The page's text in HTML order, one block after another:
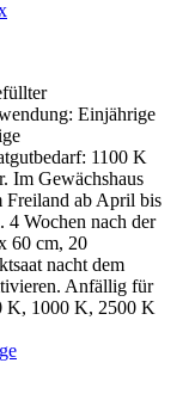
Einjährige
1100 K
Im Gewächshaus
Freiland ab April bis
4 Wochen nach der
60 cm, 20
nacht dem
Anfällig für
K, 1000 K, 2500 K